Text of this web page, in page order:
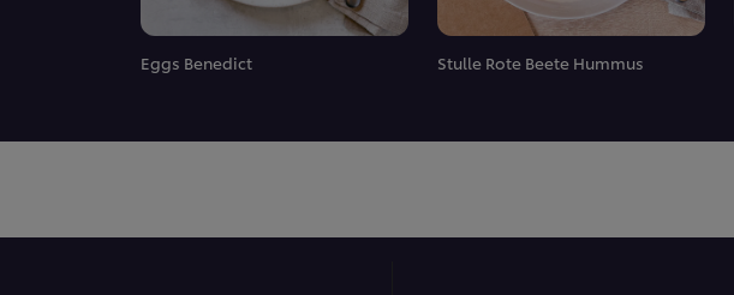
Eggs Benedict Stulle Rote Beete Hummus